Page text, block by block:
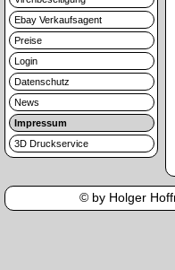
Ebay Verkaufsagent
Preise
Login
Datenschutz
News
Impressum
3D Druckservice
© by Holger